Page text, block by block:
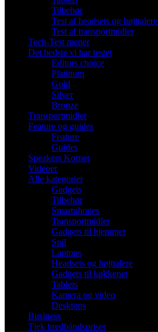
Tilbehør
Test af headsets og højttalere
Test af transportmidler
Tech-Test mener
Det bedste vi har testet
Editors choice
Platinum
Gold
Silver
Bronze
Transportmidler
Feature og guides
Feature
Guides
Speakers Korner
Videoer
Alle kategorier
Gadgets
Tilbehør
Smartphones
Transportmidler
Gadgets til hjemmet
Spil
Laptops
Headsets og højttalere
Gadgets til køkkenet
Tablets
Kamera og video
Desktops
Business
Tjek bredbåndspriser